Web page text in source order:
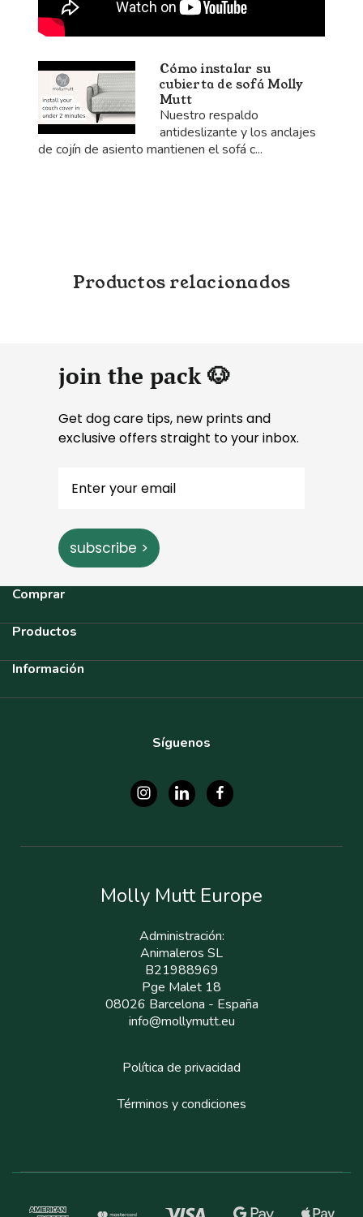
Cómo instalar su
cubierta de sofá Molly
Mutt
Nuestro respaldo
antideslizante y los anclajes
de cojín de asiento mantienen el sofá c...
Productos relacionados
join the pack 🐶
Get dog care tips, new prints and
exclusive offers straight to your inbox.
subscribe >
Comprar
Productos
Información
Síguenos
Molly Mutt Europe
Administración:
Animaleros SL
B21988969
Pge Malet 18
08026 Barcelona - España
info@mollymutt.eu
Política de privacidad
Términos y condiciones